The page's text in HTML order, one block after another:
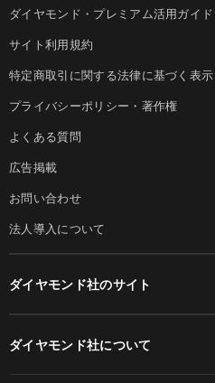
ダイヤモンド・プレミアム活用ガイド
サイト利用規約
特定商取引に関する法律に基づく表示
プライバシーポリシー・著作権
よくある質問
広告掲載
お問い合わせ
法人導入について
ダイヤモンド社のサイト
ダイヤモンド社について